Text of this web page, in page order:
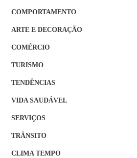
COMPORTAMENTO
ARTE E DECORAÇÃO
COMÉRCIO
TURISMO
TENDÊNCIAS
VIDA SAUDÁVEL
SERVIÇOS
TRÂNSITO
CLIMA TEMPO